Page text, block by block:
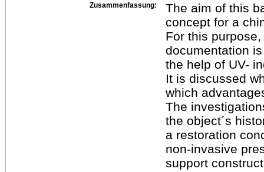
Zusammenfassung:
The aim of this
concept for a
For this
documentation
the help of UV-
It is discussed
which
The
the object´s
a restoration
non-invasive
support